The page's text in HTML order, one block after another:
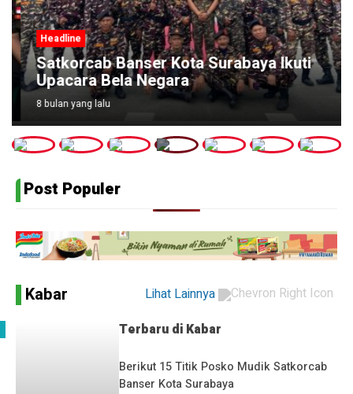
Headline
Satkorcab Banser Kota Surabaya Ikuti
Upacara Bela Negara
8 bulan yang lalu
Post Populer
Kabar Lihat Lainnya
Terbaru di Kabar
Berikut 15 Titik Posko Mudik Satkorcab
Banser Kota Surabaya